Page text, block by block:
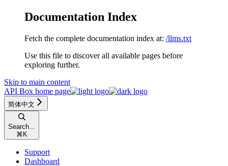
Documentation Index
Fetch the complete documentation index at: /llms.txt
Use this file to discover all available pages before
exploring further.
Skip to main content
API Box home page
简体中文
Search...
⌘ K
Support
Dashboard